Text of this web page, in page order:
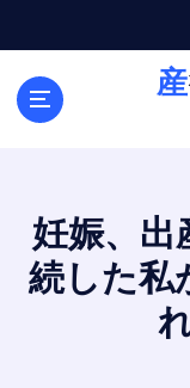
産後の垂れ胸予
妊娠、出
続した私